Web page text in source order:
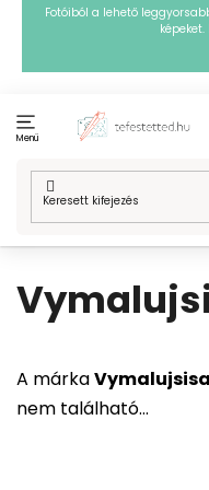
Ugrás
tartalomhoz
Fotóiból a lehető
Menü
Kezdőlap
Márka /
A márka
nem található...